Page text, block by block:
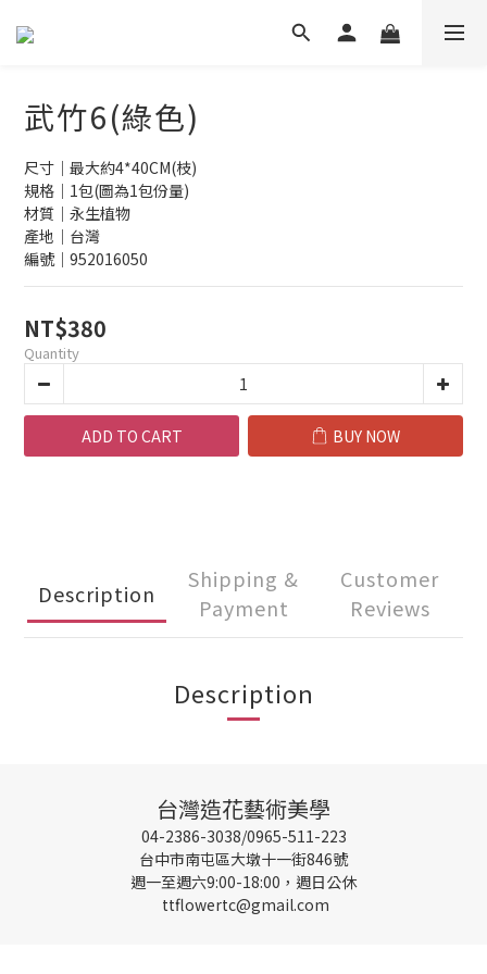
武竹6(綠色)
尺寸｜最大約4*40CM(枝)
規格｜1包(圖為1包份量)
材質｜永生植物
產地｜台灣
編號｜952016050
NT$380
Quantity
ADD TO CART BUY NOW
Description
Shipping &
Payment
Customer
Reviews
Description
台灣造花藝術美學
04-2386-3038/0965-511-223
台中市南屯區大墩十一街846號
週一至週六9:00-18:00，週日公休
ttflowertc@gmail.com